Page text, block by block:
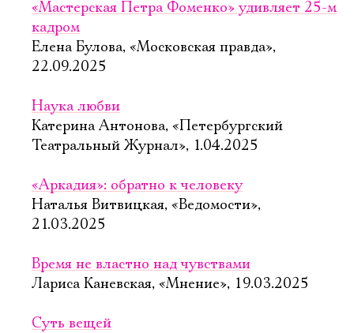
«Мастерская Петра Фоменко» удивляет 25-м
кадром
Елена Булова, «Московская правда»,
22.09.2025
Наука любви
Катерина Антонова, «Петербургский
Театральный Журнал», 1.04.2025
«Аркадия»: обратно к человеку
Наталья Витвицкая, «Ведомости»,
21.03.2025
Время не властно над чувствами
Лариса Каневская, «Мнение», 19.03.2025
Суть вещей
Ознакомиться